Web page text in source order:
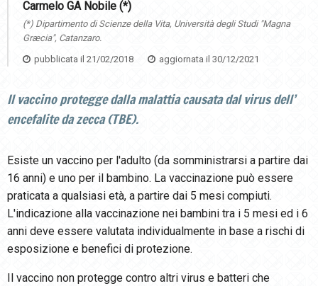
Carmelo GA Nobile (*)
(*) Dipartimento di Scienze della Vita, Università degli Studi "Magna
Græcia", Catanzaro.
pubblicata il 21/02/2018 aggiornata il 30/12/2021
Il vaccino protegge dalla malattia causata dal virus dell’
encefalite da zecca (TBE).
Esiste un vaccino per l'adulto (da somministrarsi a partire dai
16 anni) e uno per il bambino. La vaccinazione può essere
praticata a qualsiasi età, a partire dai 5 mesi compiuti.
L'indicazione alla vaccinazione nei bambini tra i 5 mesi ed i 6
anni deve essere valutata individualmente in base a rischi di
esposizione e benefici di protezione.
Il vaccino non protegge contro altri virus e batteri che